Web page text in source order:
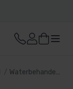
Waterbehandeling